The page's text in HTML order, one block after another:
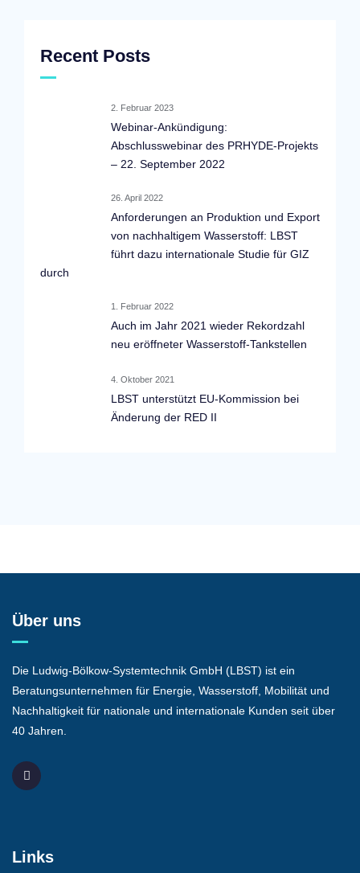
Recent Posts
2. Februar 2023
Webinar-Ankündigung:
Abschlusswebinar des PRHYDE-Projekts
– 22. September 2022
26. April 2022
Anforderungen an Produktion und Export
von nachhaltigem Wasserstoff: LBST
führt dazu internationale Studie für GIZ
durch
1. Februar 2022
Auch im Jahr 2021 wieder Rekordzahl
neu eröffneter Wasserstoff-Tankstellen
4. Oktober 2021
LBST unterstützt EU-Kommission bei
Änderung der RED II
Über uns
Die Ludwig-Bölkow-Systemtechnik GmbH (LBST) ist ein
Beratungsunternehmen für Energie, Wasserstoff, Mobilität und
Nachhaltigkeit für nationale und internationale Kunden seit über
40 Jahren.
Links